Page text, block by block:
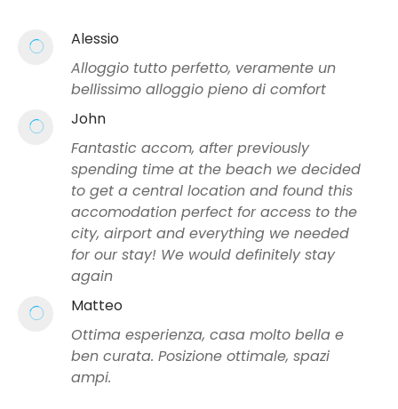
Alessio
Alloggio tutto perfetto, veramente un
bellissimo alloggio pieno di comfort
John
Fantastic accom, after previously
spending time at the beach we decided
to get a central location and found this
accomodation perfect for access to the
city, airport and everything we needed
for our stay! We would definitely stay
again
Matteo
Ottima esperienza, casa molto bella e
ben curata. Posizione ottimale, spazi
ampi.